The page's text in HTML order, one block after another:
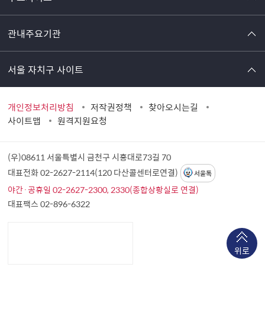
관내주요기관
서울 자치구 사이트
개인정보처리방침 저작권정책
찾아오시는길
사이트맵
원격지원요청
위로
(우)08611 서울특별시 금천구 시흥대로73길 70
대표전화 02-2627-2114(120 다산콜센터로연결)
서울톡
야간·공휴일 02-2627-2300, 2330(종합상황실로 연결)
대표팩스 02-896-6322